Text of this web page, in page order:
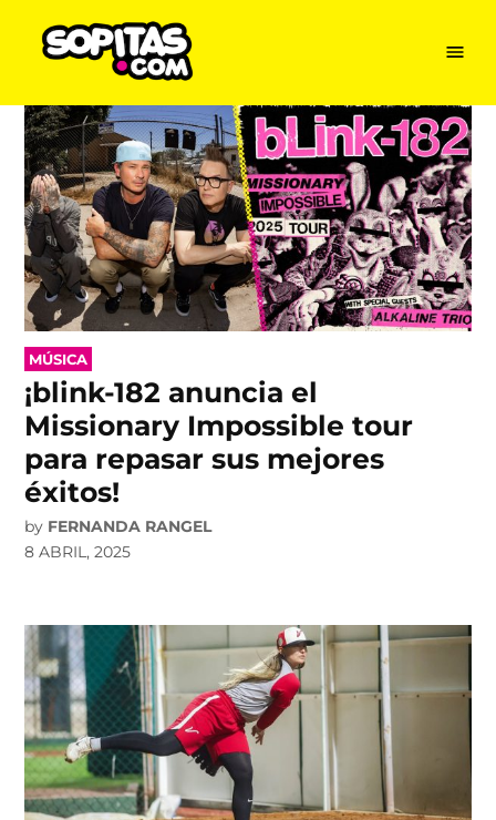
Skip
content
Menu
POSTED
IN
MÚSICA
¡blink-182 anuncia el
Missionary Impossible tour
para repasar sus mejores
éxitos!
by FERNANDA RANGEL
8 ABRIL, 2025